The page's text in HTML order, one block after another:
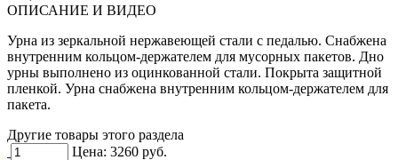
ОПИСАНИЕ И ВИДЕО
Урна из зеркальной нержавеющей стали с педалью. Снабжена
внутренним кольцом-держателем для мусорных пакетов. Дно
урны выполнено из оцинкованной стали. Покрыта защитной
пленкой. Урна снабжена внутренним кольцом-держателем для
пакета.
Другие товары этого раздела
Цена: 3260 руб.